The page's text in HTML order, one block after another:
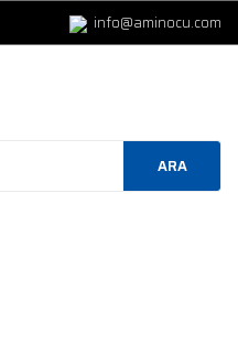
info@aminocu.com
ARA